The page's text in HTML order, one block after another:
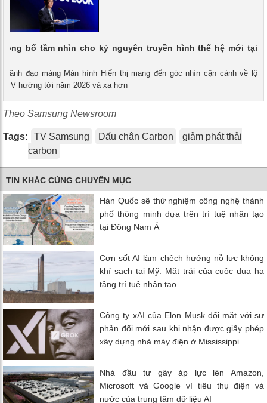
công bố tầm nhìn cho kỷ nguyên truyền hình thế hệ mới tại
Lãnh đạo mảng Màn hình Hiển thị mang đến góc nhìn cận cảnh về lộ
TV hướng tới năm 2026 và xa hơn
Theo Samsung Newsroom
Tags: TV Samsung Dấu chân Carbon
giảm phát thải
carbon
TIN KHÁC CÙNG CHUYÊN MỤC
Hàn Quốc sẽ thử nghiệm công nghệ thành
phố thông minh dựa trên trí tuệ nhân tạo
tại Đông Nam Á
Cơn sốt AI làm chệch hướng nỗ lực không
khí sạch tại Mỹ: Mặt trái của cuộc đua hạ
tầng trí tuệ nhân tạo
Công ty xAI của Elon Musk đối mặt với sự
phản đối mới sau khi nhận được giấy phép
xây dựng nhà máy điện ở Mississippi
Nhà đầu tư gây áp lực lên Amazon,
Microsoft và Google vì tiêu thụ điện và
nước của trung tâm dữ liệu AI